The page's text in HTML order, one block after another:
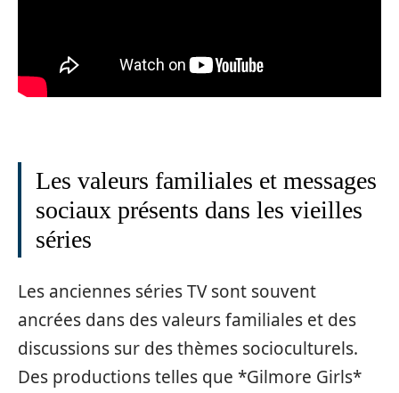
Les valeurs familiales et messages
sociaux présents dans les vieilles
séries
Les anciennes séries TV sont souvent
ancrées dans des valeurs familiales et des
discussions sur des thèmes socioculturels.
Des productions telles que *Gilmore Girls*